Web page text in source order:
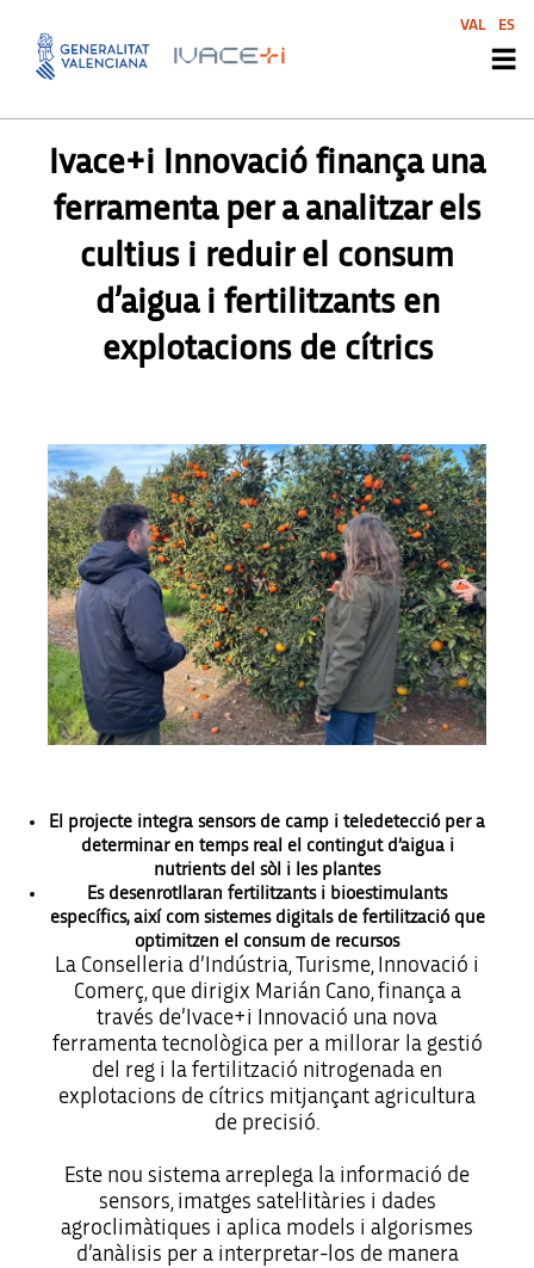
PREMSA , PREMSA
Ivace+i Innovació finança una
ferramenta per a analitzar els
cultius i reduir el consum
d’aigua i fertilitzants en
explotacions de cítrics
El projecte integra sensors de camp i teledetecció per a
determinar en temps real el contingut d’aigua i
nutrients del sòl i les plantes
Es desenrotllaran fertilitzants i bioestimulants
específics, així com sistemes digitals de fertilització que
optimitzen el consum de recursos
La Conselleria d’Indústria, Turisme, Innovació i
Comerç, que dirigix Marián Cano, finança a
través de’Ivace+i Innovació una nova
ferramenta tecnològica per a millorar la gestió
del reg i la fertilització nitrogenada en
explotacions de cítrics mitjançant agricultura
de precisió.
Este nou sistema arreplega la informació de
sensors, imatges satel·litàries i dades
agroclimàtiques i aplica models i algorismes
d’anàlisis per a interpretar-los de manera
VAL ES